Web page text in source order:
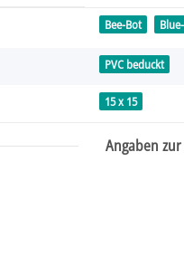
Bee-Bot
PVC beduckt
15 x 15
Angaben